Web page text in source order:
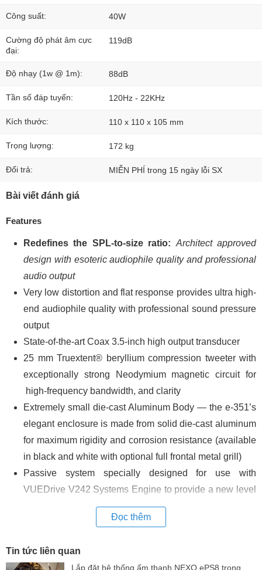
Công suất: 40W
Cường độ phát âm cực
đại:
119dB
Độ nhạy (1w @ 1m): 88dB
Tần số đáp tuyến: 120Hz - 22KHz
Kích thước: 110 x 110 x 105 mm
Trọng lượng: 172 kg
Đổi trả: MIỄN PHÍ trong 15 ngày lỗi SX
Bài viết đánh giá
Features
Redefines the SPL-to-size ratio: Architect approved
design with esoteric audiophile quality and professional
audio output
Very low distortion and flat response provides ultra high-
end audiophile quality with professional sound pressure
output
State-of-the-art Coax 3.5-inch high output transducer
25 mm Truextent® beryllium compression tweeter with
exceptionally strong Neodymium magnetic circuit for
high-frequency bandwidth, and clarity
Extremely small die-cast Aluminum Body — the e-351’s
elegant enclosure is made from solid die-cast aluminum
for maximum rigidity and corrosion resistance (available
in black and white with optional full frontal metal grill)
Passive system specially designed for use with
VUEDrive V242 Systems Engine to provide a new level
of sonic accuracy and output
Flexible mounting with included bracket enables quick
Description
Đọc thêm
Tin tức liên quan
Lắp đặt hệ thống ấm thanh NEXO ePS8 trong